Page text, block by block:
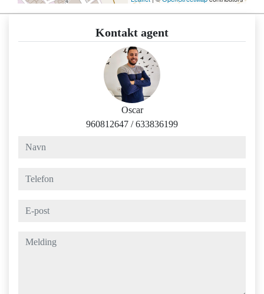
Kontakt agent
Oscar
960812647 /633836199
navn
telefon
e-post
melding